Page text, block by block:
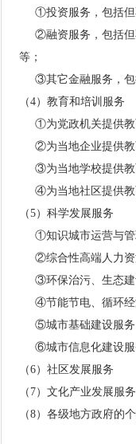
①投资服务，包括但
②融资服务，包括但
等；
③其它金融服务，包
（4）教育和培训服务
①为党政机关提供教
②为当地企业提供教
③为当地学校提供教
④为当地社区提供教
（5）科学发展服务
①知识城市运营与管
②综合性高端人力资
③环保治污、生态建
④节能节电、循环经
⑤城市基础建设服务
⑥城市信息化建设服
（6）社区发展服务
（7）文化产业发展服务
（8）各级地方政府的